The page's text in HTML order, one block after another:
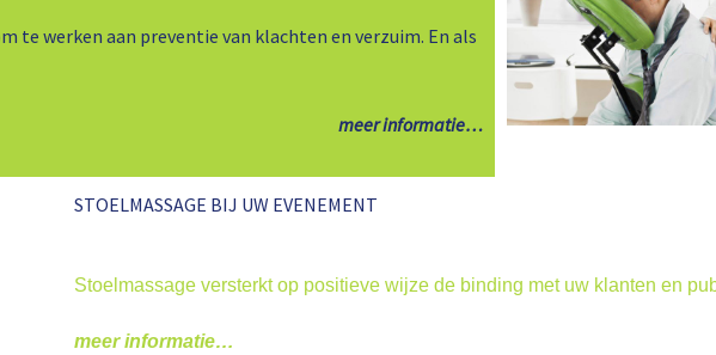
te werken aan preventie van klachten en verzuim. En als
meer informatie…
STOELMASSAGE BIJ UW EVENEMENT
Stoelmassage versterkt op positieve wijze de binding met uw klanten en
meer informatie…